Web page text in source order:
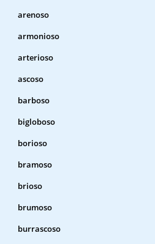
arenoso
armonioso
arterioso
ascoso
barboso
bigloboso
borioso
bramoso
brioso
brumoso
burrascoso